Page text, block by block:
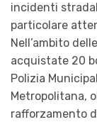
incidenti
particolare
Nell’ambito
acquistate 20
Polizia
Metropolitana,
rafforzamento